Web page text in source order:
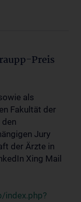
Preis
als
Fakultät der
Jury
der Ärzte in
Xing Mail
index.php?